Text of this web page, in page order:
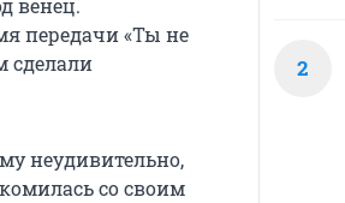
венец.
передачи «Ты не
сделали
неудивительно,
со своим
2